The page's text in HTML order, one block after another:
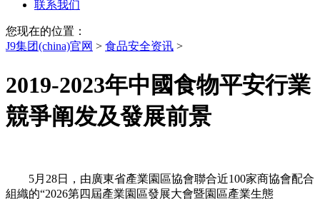
联系我们
您现在的位置：
J9集团(china)官网 > 食品安全资讯 >
2019-2023年中國食物平安行業
競爭阐发及發展前景
5月28日，由廣東省產業園區協會聯合近100家商協會配合
組織的“2026第四屆產業園區發展大會暨園區產業生態